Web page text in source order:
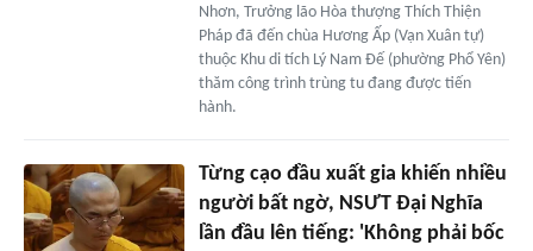
Nhơn, Trưởng lão Hòa thượng Thích Thiện
Pháp đã đến chùa Hương Ấp (Vạn Xuân tự)
thuộc Khu di tích Lý Nam Đế (phường Phổ Yên)
thăm công trình trùng tu đang được tiến
hành.
Từng cạo đầu xuất gia khiến nhiều
người bất ngờ, NSƯT Đại Nghĩa
lần đầu lên tiếng: 'Không phải bốc